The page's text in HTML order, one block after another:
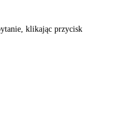
klikając przycisk